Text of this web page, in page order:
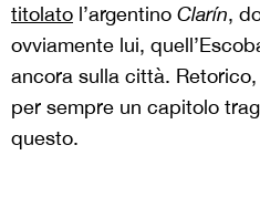
titolato l’argentino Clarín,
ovviamente lui,
ancora sulla città.
per sempre un capitolo
questo.